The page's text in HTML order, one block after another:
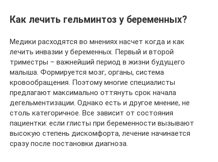
Как лечить гельминтоз у беременных?
Медики расходятся во мнениях насчет когда и как
лечить инвазии у беременных. Первый и второй
триместры – важнейший период в жизни будущего
малыша. Формируется мозг, органы, система
кровообращения. Поэтому многие специалисты
предлагают максимально оттянуть срок начала
дегельментизации. Однако есть и другое мнение, не
столь категоричное. Все зависит от состояния
пациентки: если глисты при беременности вызывают
высокую степень дискомфорта, лечение начинается
сразу после постановки диагноза.